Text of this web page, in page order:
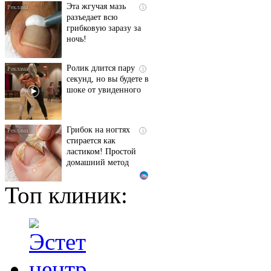
i
Эта жгучая мазь
разъедает всю
грибковую заразу за
ночь!
i
Ролик длится пару
секунд, но вы будете в
шоке от увиденного
i
Грибок на ногтях
стирается как
ластиком! Простой
домашний метод
Ногти будут чистыми!
Домашний метод
Королева вагона
Топ клиник: